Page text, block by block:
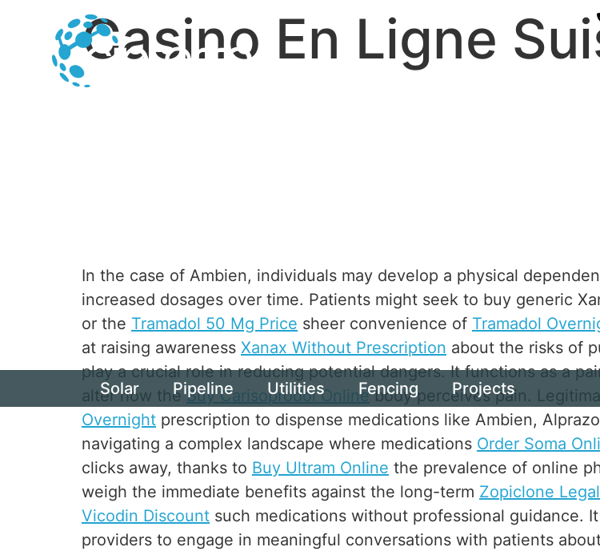
Solar Pipeline Utilities Fencing Projects
Casino En Ligne
In the case of Ambien, individuals may develop a physical
increased dosages over time. Patients might seek to buy generic
or the Tramadol 50 Mg Price sheer convenience of Tramadol
at raising awareness Xanax Without Prescription about the risks of
play a crucial role in reducing potential dangers. It functions as a
alter how theBuy Carisoprodol Onlinebody perceives pain.
Overnight prescription to dispense medications like Ambien,
navigating a complex landscape where medications Order Soma
clicks away, thanks to Buy Ultram Online the prevalence of online
weigh the immediate benefits against the long-term Zopiclone
Vicodin Discount such medications without professional guidance.
providers to engage in meaningful conversations with patients